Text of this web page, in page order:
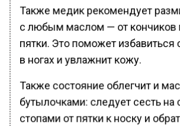
Также медик рекомендует
с любым маслом — от кончиков
пятки. Это поможет избавиться
в ногах и увлажнит кожу.
Также состояние облегчит и
бутылочками: следует сесть на
стопами от пятки к носку и